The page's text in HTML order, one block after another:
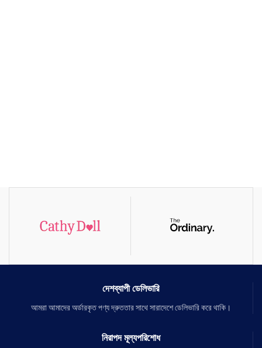
দেশব্যাপী ডেলিভারি
আমরা আমাদের অর্ডারকৃত পণ্য দ্রুততার সাথে সারাদেশে ডেলিভারি করে থাকি।
নিরাপদ মূল্যপরিশোধ